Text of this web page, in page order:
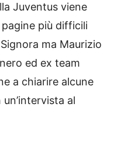
Juventus viene
più difficili
ma Maurizio
ed ex team
a chiarire alcune
al